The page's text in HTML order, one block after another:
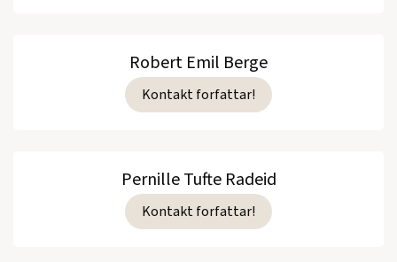
Robert Emil Berge
Kontakt forfattar!
Pernille Tufte Radeid
Kontakt forfattar!